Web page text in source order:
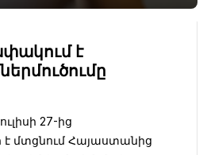
է
27-ից
մտցնում Հայաստանից